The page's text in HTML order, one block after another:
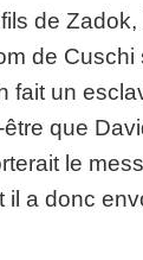
de Zadok,
de Cuschi
fait un
que
le
il a donc